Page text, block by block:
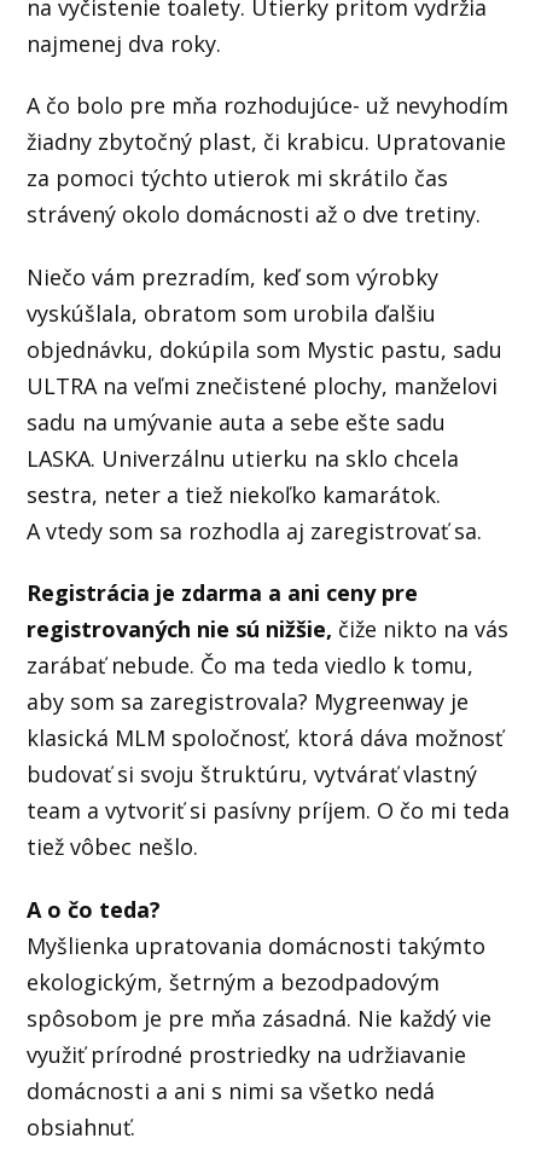
na vyčistenie toalety. Utierky pritom vydržia
najmenej dva roky.
A čo bolo pre mňa rozhodujúce- už nevyhodím
žiadny zbytočný plast, či krabicu. Upratovanie
za pomoci týchto utierok mi skrátilo čas
strávený okolo domácnosti až o dve tretiny.
Niečo vám prezradím, keď som výrobky
vyskúšlala, obratom som urobila ďalšiu
objednávku, dokúpila som Mystic pastu, sadu
ULTRA na veľmi znečistené plochy, manželovi
sadu na umývanie auta a sebe ešte sadu
LASKA. Univerzálnu utierku na sklo chcela
sestra, neter a tiež niekoľko kamarátok.
A vtedy som sa rozhodla aj zaregistrovať sa.
Registrácia je zdarma a ani ceny pre
registrovaných nie sú nižšie, čiže nikto na vás
zarábať nebude. Čo ma teda viedlo k tomu,
aby som sa zaregistrovala? Mygreenway je
klasická MLM spoločnosť, ktorá dáva možnosť
budovať si svoju štruktúru, vytvárať vlastný
team a vytvoriť si pasívny príjem. O čo mi teda
tiež vôbec nešlo.
A o čo teda?
Myšlienka upratovania domácnosti takýmto
ekologickým, šetrným a bezodpadovým
spôsobom je pre mňa zásadná. Nie každý vie
využiť prírodné prostriedky na udržiavanie
domácnosti a ani s nimi sa všetko nedá
obsiahnuť.